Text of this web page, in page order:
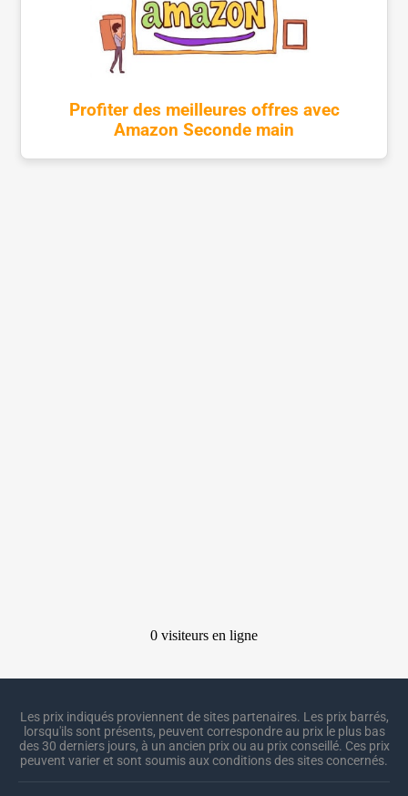
Profiter des meilleures offres avec
Amazon Seconde main
Les prix indiqués proviennent de sites partenaires. Les prix barrés,
lorsqu'ils sont présents, peuvent correspondre au prix le plus bas
des 30 derniers jours, à un ancien prix ou au prix conseillé. Ces prix
peuvent varier et sont soumis aux conditions des sites concernés.